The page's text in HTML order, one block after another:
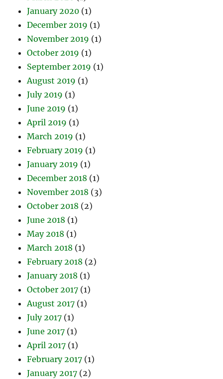
January 2020 (1)
December 2019 (1)
November 2019 (1)
October 2019 (1)
September 2019 (1)
August 2019 (1)
July 2019 (1)
June 2019 (1)
April 2019 (1)
March 2019 (1)
February 2019 (1)
January 2019 (1)
December 2018 (1)
November 2018 (3)
October 2018 (2)
June 2018 (1)
May 2018 (1)
March 2018 (1)
February 2018 (2)
January 2018 (1)
October 2017 (1)
August 2017 (1)
July 2017 (1)
June 2017 (1)
April 2017 (1)
February 2017 (1)
January 2017 (2)